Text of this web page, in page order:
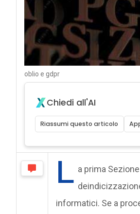
oblio e gdpr
Chiedi all'AI
Riassumi questo articolo
L a prima
informatici. Se a